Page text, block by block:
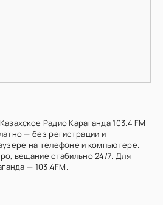
Радио Караганда 103.4 FM
— без регистрации и
на телефоне и компьютере.
вещание стабильно 24/7. Для
— 103.4FM.